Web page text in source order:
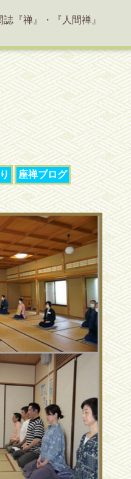
誌『禅』・『人間禅』
座禅ブログ